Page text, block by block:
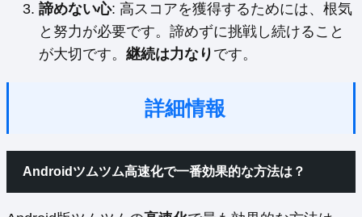
諦めない心: 高スコアを獲得するためには、根気
と努力が必要です。諦めずに挑戦し続けること
が大切です。 継続は力なり です。
詳細情報
Androidツムツム高速化で一番効果的な方法は？